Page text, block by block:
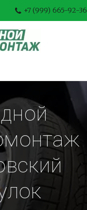
+7 (999) 665-92-36